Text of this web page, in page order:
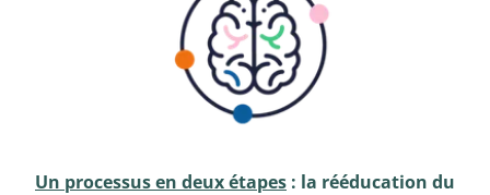
Un processus en deux étapes : la rééducation du